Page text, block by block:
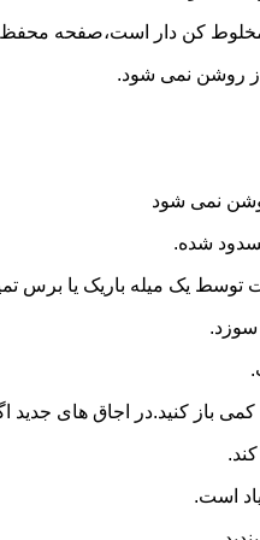
کن دار است،صفحه محفظه
شده.
یک میله باریک یا برس تمیز
باز کنید.در اجاق های جدید
است.